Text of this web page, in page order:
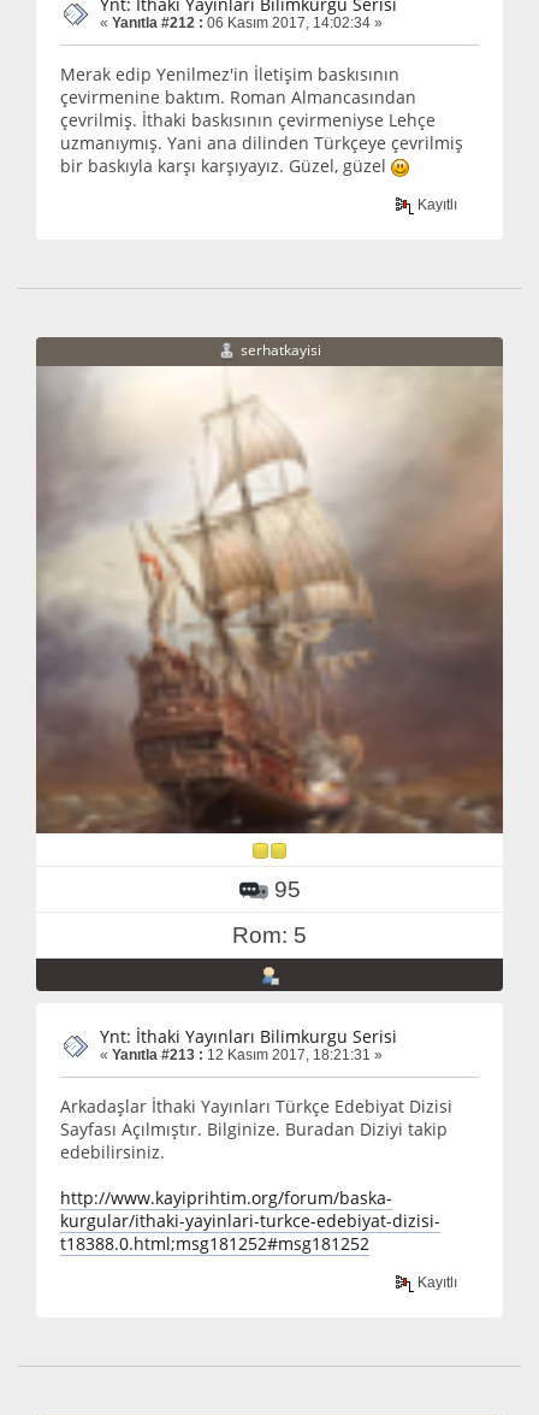
Ynt: İthaki Yayınları Bilimkurgu Serisi
« Yanıtla #212 : 06 Kasım 2017, 14:02:34 »
Merak edip Yenilmez'in İletişim baskısının
çevirmenine baktım. Roman Almancasından
çevrilmiş. İthaki baskısının çevirmeniyse Lehçe
uzmanıymış. Yani ana dilinden Türkçeye çevrilmiş
bir baskıyla karşı karşıyayız. Güzel, güzel
Kayıtlı
serhatkayisi
95
Rom: 5
Ynt: İthaki Yayınları Bilimkurgu Serisi
« Yanıtla #213 : 12 Kasım 2017, 18:21:31 »
Arkadaşlar İthaki Yayınları Türkçe Edebiyat Dizisi
Sayfası Açılmıştır. Bilginize. Buradan Diziyi takip
edebilirsiniz.
http://www.kayiprihtim.org/forum/baska-
kurgular/ithaki-yayinlari-turkce-edebiyat-dizisi-
t18388.0.html;msg181252#msg181252
Kayıtlı